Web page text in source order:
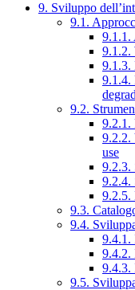
9. Sviluppo
9.1.
9.1.1.
9.1.2.
9.1.3.
9.1.4.
9.2.
9.2.1.
9.2.2.
use
9.2.3.
9.2.4.
9.2.5.
9.3.
9.4.
9.4.1.
9.4.2.
9.4.3.
9.5.